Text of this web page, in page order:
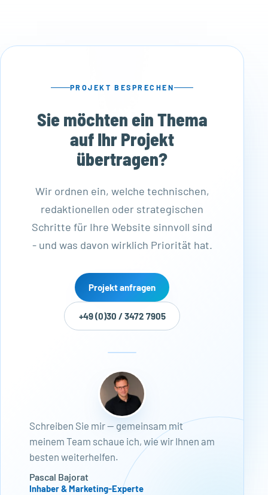
PROJEKT BESPRECHEN
Sie möchten ein Thema
auf Ihr Projekt
übertragen?
Wir ordnen ein, welche technischen,
redaktionellen oder strategischen
Schritte für Ihre Website sinnvoll sind
- und was davon wirklich Priorität hat.
Projekt anfragen
+49 (0)30 / 3472 7905
Schreiben Sie mir — gemeinsam mit
meinem Team schaue ich, wie wir Ihnen am
besten weiterhelfen.
Pascal Bajorat
Inhaber & Marketing-Experte